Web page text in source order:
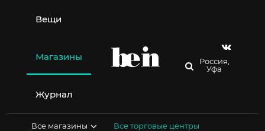
содержимому
Вещи
Магазины
Журнал
Россия,
Уфа
Все магазины Все торговые центры